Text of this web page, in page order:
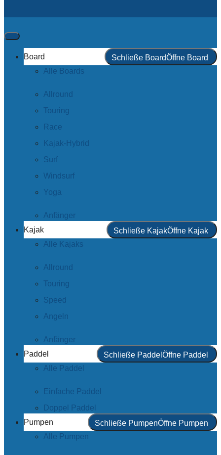
Board Schließe BoardÖffne Board
Alle Boards
Allround
Touring
Race
Kajak-Hybrid
Surf
Windsurf
Yoga
Anfänger
Kajak
Schließe KajakÖffne Kajak
Alle Kajaks
Allround
Touring
Speed
Angeln
Anfänger
Paddel
Schließe Paddel Öffne Paddel
Alle Paddel
Einfache Paddel
Doppel Paddel
Pumpen
Schließe PumpenÖffne Pumpen
Alle Pumpen